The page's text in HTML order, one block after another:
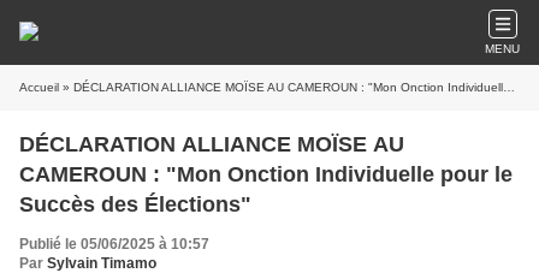
MENU
Accueil » DÉCLARATION ALLIANCE MOÏSE AU CAMEROUN : "Mon Onction Individuelle pour le Succès des Élections"
DÉCLARATION ALLIANCE MOÏSE AU
CAMEROUN : "Mon Onction Individuelle pour le
Succès des Élections"
Publié le 05/06/2025 à 10:57
Par Sylvain Timamo